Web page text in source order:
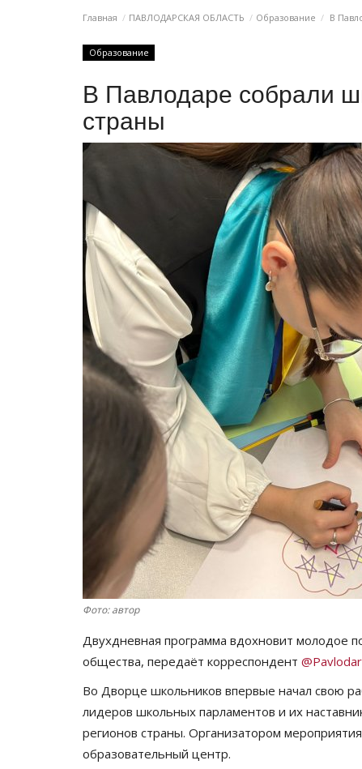
Главная ПАВЛОДАРСКАЯ ОБЛАСТЬ Образование В
Образование
В Павлодаре собрали
страны
Фото: автор
Двухдневная программа вдохновит молодое
общества, передаёт корреспондент
Во Дворце школьников впервые начал свою
лидеров школьных парламентов и их
регионов страны. Организатором
образовательный центр.